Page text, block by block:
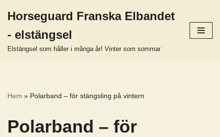
till
innehåll
Horseguard Franska Elbandet
- elstängsel
Elstängsel som håller i många år! Vinter som sommar
Hem » Polarband – för stängsling på vintern
Polarband – för